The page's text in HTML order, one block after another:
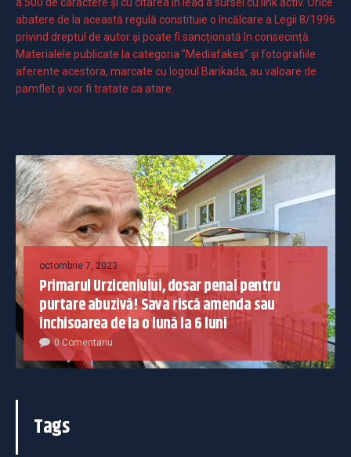
abatere de la această regulă constituie o încălcare a Legii 8/1996
privind dreptul de autor și poate fi sancționată în consecință.
Materialele publicate la categoria ”Mediafakes” și fotografiile
aferente acestora, marcate cu logoul Barikada, au valoare de
pamflet și vor fi tratate ca atare.
octombrie 7, 2023
Primarul Urziceniului, dosar penal pentru
purtare abuzivă! Sava riscă amenda sau
închisoarea de la o lună la 6 luni
0 Comentariu
Tags